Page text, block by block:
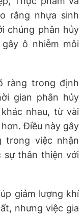
rằng nhựa sinh
chúng phân hủy
ô nhiễm môi
ràng trong định
gian phân hủy
nhau, từ vài
Điều này gây
trong việc nhận
sự thân thiện với
giảm lượng khí
nhưng việc gia